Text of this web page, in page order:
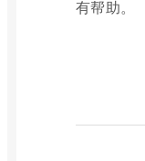
有帮助。